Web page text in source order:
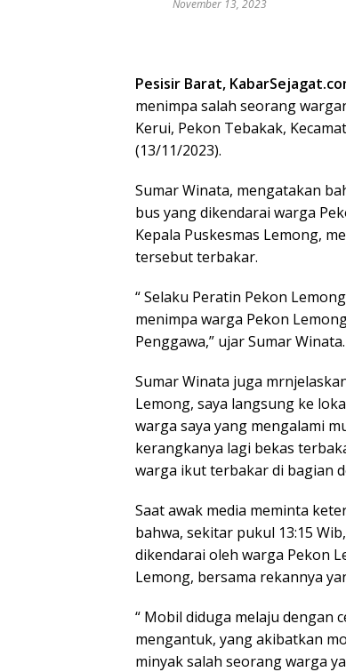
November 13, 2023
Pesisir Barat,
menimpa salah seorang
Kerui, Pekon Tebakak,
(13/11/2023).
Sumar Winata, mengatakan
bus yang dikendarai warga
Kepala Puskesmas Lemong,
tersebut terbakar.
“ Selaku Peratin Pekon
menimpa warga Pekon
Penggawa,” ujar Sumar Winata.
Sumar Winata juga
Lemong, saya langsung ke
warga saya yang mengalami
kerangkanya lagi bekas
warga ikut terbakar di bagian
Saat awak media meminta
bahwa, sekitar pukul 13:15
dikendarai oleh warga Pekon
Lemong, bersama rekannya
“ Mobil diduga melaju dengan
mengantuk, yang akibatkan
minyak salah seorang warga